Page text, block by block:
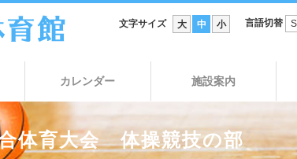
カレンダー 施設案内
文字サイズ 大 中 小 言語切替
体育大会 体操競技の部